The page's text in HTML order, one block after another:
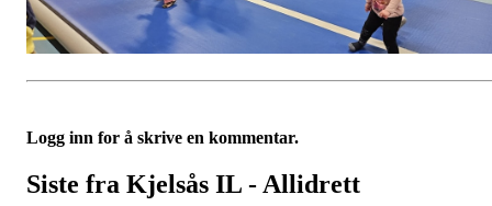
Logg inn for å skrive en kommentar.
Siste fra Kjelsås IL - Allidrett